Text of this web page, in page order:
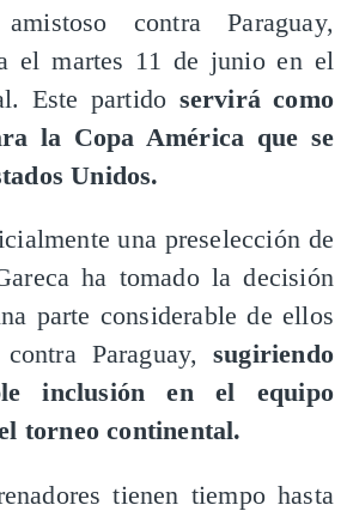
amistoso contra Paraguay,
el martes 11 de junio en el
Este partido servirá como
la Copa América que se
Unidos.
una preselección de
ha tomado la decisión
parte considerable de ellos
Paraguay, sugiriendo
inclusión en el equipo
torneo continental.
tienen tiempo hasta